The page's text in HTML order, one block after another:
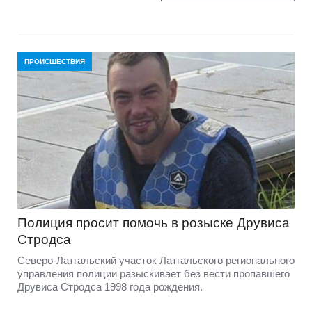
ПРОИСШЕСТВИЯ
Полиция просит помочь в розыске Друвиса
Стродса
Северо-Латгальский участок Латгальского регионального
управления полиции разыскивает без вести пропавшего
Друвиса Стродса 1998 года рождения.